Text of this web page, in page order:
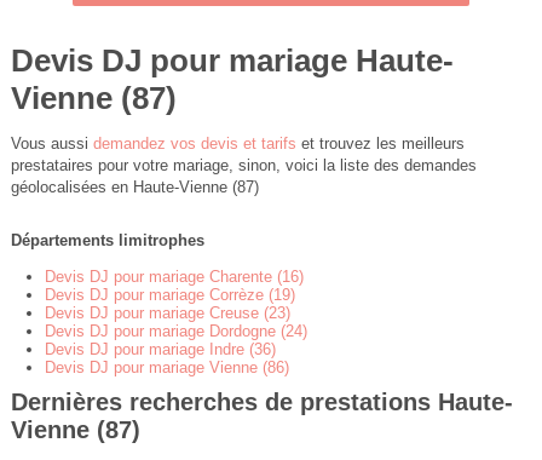
Devis DJ pour mariage Haute-
Vienne (87)
Vous aussi demandez vos devis et tarifs et trouvez les meilleurs
prestataires pour votre mariage, sinon, voici la liste des demandes
géolocalisées en Haute-Vienne (87)
Départements limitrophes
Devis DJ pour mariage Charente (16)
Devis DJ pour mariage Corrèze (19)
Devis DJ pour mariage Creuse (23)
Devis DJ pour mariage Dordogne (24)
Devis DJ pour mariage Indre (36)
Devis DJ pour mariage Vienne (86)
Dernières recherches de prestations Haute-
Vienne (87)